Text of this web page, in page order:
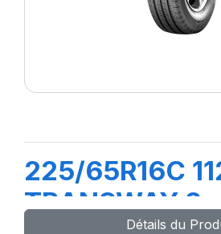
225/65R16C
TRANSWAY 2
Détails du